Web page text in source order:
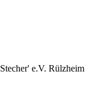
e.V. Rülzheim